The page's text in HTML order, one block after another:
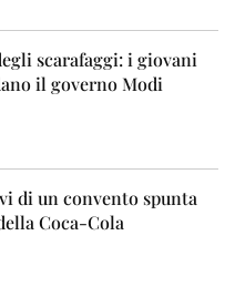
scarafaggi: i giovani
il governo Modi
di un convento spunta
Coca-Cola